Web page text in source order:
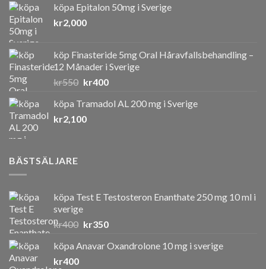
köpa Epitalon 50mg i Sverige
kr2,000
köp Finasteride 5mg Oral Håravfallsbehandling –
12 Månader i Sverige
kr550 Det
priset
var:
kr400Det
priset
köpa Tramadol AL 200 mg i Sverige
kr2,100
BÄSTSÄLJARE
köpa Test E Testosteron Enanthate 250 mg 10 ml i
sverige
kr400 Det
priset
kr350Det
priset
köpa Anavar Oxandrolone 10 mg i sverige
kr400